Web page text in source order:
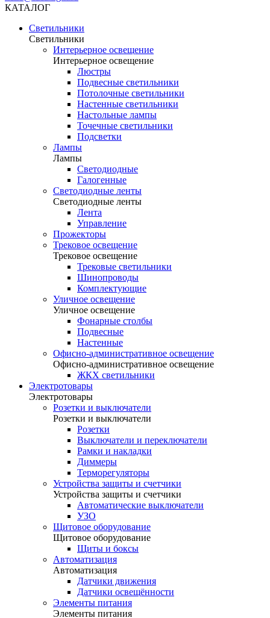
КАТАЛОГ
Светильники
Светильники
Интерьерное освещение
Интерьерное освещение
Люстры
Подвесные светильники
Потолочные светильники
Настенные светильники
Настольные лампы
Точечные светильники
Подсветки
Лампы
Лампы
Светодиодные
Галогенные
Светодиодные ленты
Светодиодные ленты
Лента
Управление
Прожекторы
Трековое освещение
Трековое освещение
Трековые светильники
Шинопроводы
Комплектующие
Уличное освещение
Уличное освещение
Фонарные столбы
Подвесные
Настенные
Офисно-административное освещение
Офисно-административное освещение
ЖКХ светильники
Электротовары
Электротовары
Розетки и выключатели
Розетки и выключатели
Розетки
Выключатели и переключатели
Рамки и накладки
Диммеры
Терморегуляторы
Устройства защиты и счетчики
Устройства защиты и счетчики
Автоматические выключатели
УЗО
Щитовое оборудование
Щитовое оборудование
Щиты и боксы
Автоматизация
Автоматизация
Датчики движения
Датчики освещённости
Элементы питания
Элементы питания